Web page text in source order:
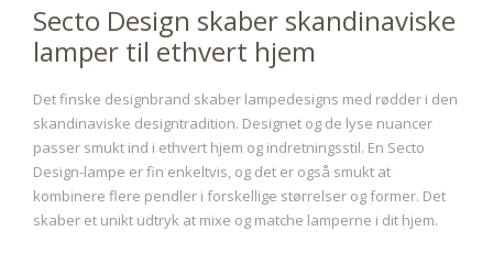
Secto Design skaber skandinaviske
lamper til ethvert hjem
Det finske designbrand skaber lampedesigns med rødder i den
skandinaviske designtradition. Designet og de lyse nuancer
passer smukt ind i ethvert hjem og indretningsstil. En Secto
Design-lampe er fin enkeltvis, og det er også smukt at
kombinere flere pendler i forskellige størrelser og former. Det
skaber et unikt udtryk at mixe og matche lamperne i dit hjem.